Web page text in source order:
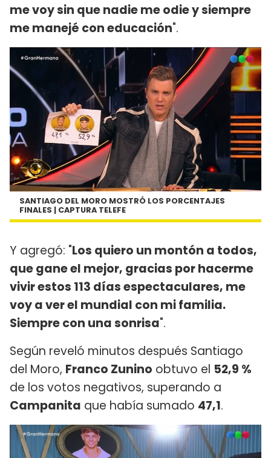
me voy sin que nadie me odie y siempre
me manejé con educación".
SANTIAGO DEL MORO MOSTRÓ LOS PORCENTAJES
FINALES | CAPTURA TELEFE
Y agregó: "Los quiero un montón a todos,
que gane el mejor, gracias por hacerme
vivir estos 113 días espectaculares, me
voy a ver el mundial con mi familia.
Siempre con una sonrisa".
Según reveló minutos después Santiago
del Moro, Franco Zunino obtuvo el 52,9 %
de los votos negativos, superando a
Campanita que había sumado 47,1.